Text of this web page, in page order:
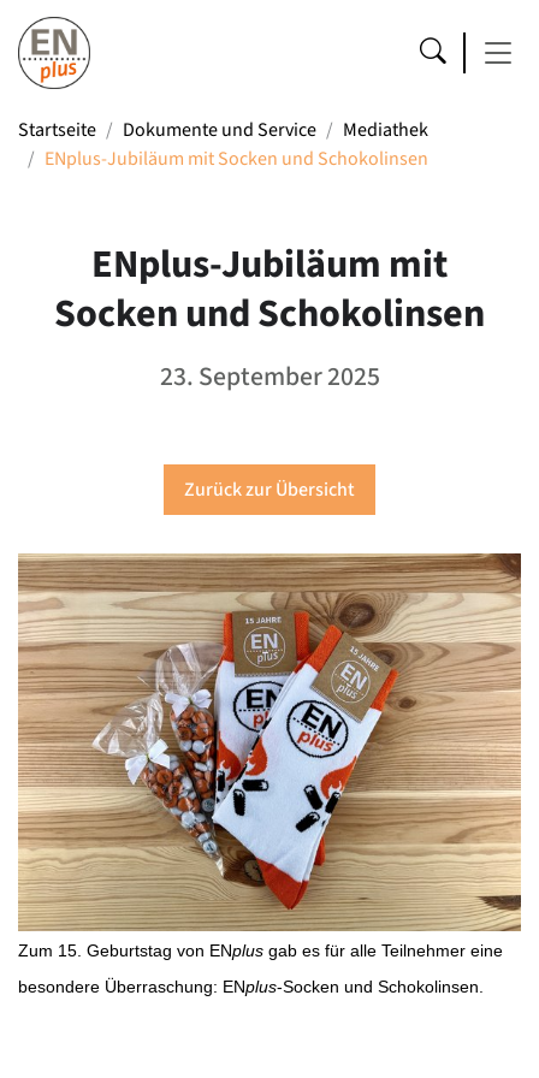
Startseite Dokumente und Service
Mediathek
ENplus-Jubiläum mit Socken und Schokolinsen
ENplus-Jubiläum mit
Socken und Schokolinsen
23. September 2025
Zurück zur Übersicht
Zum 15. Geburtstag von ENplus gab es für alle Teilnehmer eine
besondere Überraschung: ENplus-Socken und Schokolinsen.